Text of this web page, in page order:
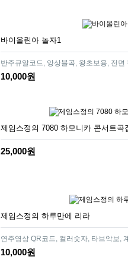
바이올린아 놀자1
반주큐알코드, 앙상블곡, 왕초보용, 전면
10,000원
제임스정의 7080 하모니카 콘서트곡
25,000원
제임스정의 하루만에 리라
연주영상 QR코드, 컬러숫자, 타브악보,
10,000원